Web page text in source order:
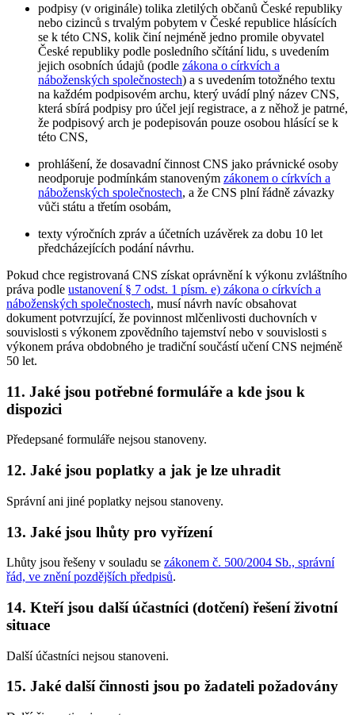
podpisy (v originále) tolika zletilých občanů České republiky
nebo cizinců s trvalým pobytem v České republice hlásících
se k této CNS, kolik činí nejméně jedno promile obyvatel
České republiky podle posledního sčítání lidu, s uvedením
jejich osobních údajů (podle zákona o církvích a
náboženských společnostech) a s uvedením totožného textu
na každém podpisovém archu, který uvádí plný název CNS,
která sbírá podpisy pro účel její registrace, a z něhož je patrné,
že podpisový arch je podepisován pouze osobou hlásící se k
této CNS,
prohlášení, že dosavadní činnost CNS jako právnické osoby
neodporuje podmínkám stanoveným zákonem o církvích a
náboženských společnostech, a že CNS plní řádně závazky
vůči státu a třetím osobám,
texty výročních zpráv a účetních uzávěrek za dobu 10 let
předcházejících podání návrhu.
Pokud chce registrovaná CNS získat oprávnění k výkonu zvláštního
práva podle ustanovení § 7 odst. 1 písm. e) zákona o církvích a
náboženských společnostech, musí návrh navíc obsahovat
dokument potvrzující, že povinnost mlčenlivosti duchovních v
souvislosti s výkonem zpovědního tajemství nebo v souvislosti s
výkonem práva obdobného je tradiční součástí učení CNS nejméně
50 let.
11. Jaké jsou potřebné formuláře a kde jsou k
dispozici
Předepsané formuláře nejsou stanoveny.
12. Jaké jsou poplatky a jak je lze uhradit
Správní ani jiné poplatky nejsou stanoveny.
13. Jaké jsou lhůty pro vyřízení
Lhůty jsou řešeny v souladu se zákonem č. 500/2004 Sb., správní
řád, ve znění pozdějších předpisů.
14. Kteří jsou další účastníci (dotčení) řešení životní
situace
Další účastníci nejsou stanoveni.
15. Jaké další činnosti jsou po žadateli požadovány